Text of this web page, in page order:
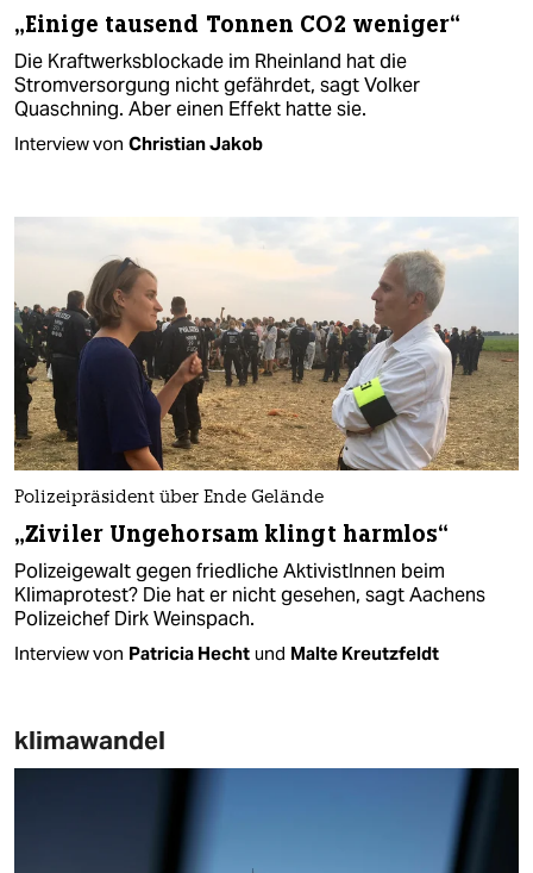
„Einige tausend Tonnen CO2 weniger“
Die Kraftwerksblockade im Rheinland hat die
Stromversorgung nicht gefährdet, sagt Volker
Quaschning. Aber einen Effekt hatte sie.
Interview von Christian Jakob
Polizeipräsident über Ende Gelände
„Ziviler Ungehorsam klingt harmlos“
Polizeigewalt gegen friedliche AktivistInnen beim
Klimaprotest? Die hat er nicht gesehen, sagt Aachens
Polizeichef Dirk Weinspach.
Interview von Patricia Hecht und Malte Kreutzfeldt
klimawandel